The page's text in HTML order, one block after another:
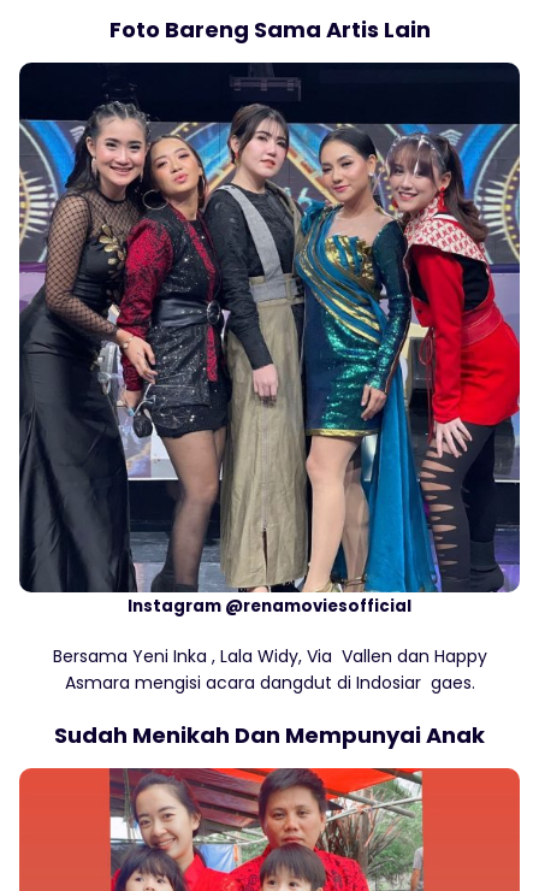
Foto Bareng Sama Artis Lain
Instagram @renamoviesofficial
Bersama Yeni Inka , Lala Widy, Via Vallen dan Happy
Asmara mengisi acara dangdut di Indosiar gaes.
Sudah Menikah Dan Mempunyai Anak